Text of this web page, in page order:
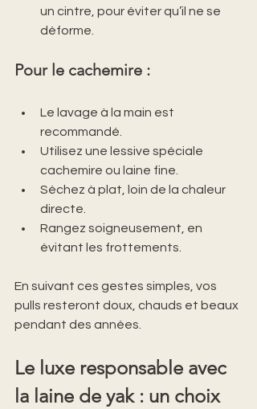
un cintre, pour éviter qu’il ne se
déforme.
Pour le cachemire :
Le lavage à la main est
recommandé.
Utilisez une lessive spéciale
cachemire ou laine fine.
Séchez à plat, loin de la chaleur
directe.
Rangez soigneusement, en
évitant les frottements.
En suivant ces gestes simples, vos
pulls resteront doux, chauds et beaux
pendant des années.
Le luxe responsable avec
la laine de yak : un choix